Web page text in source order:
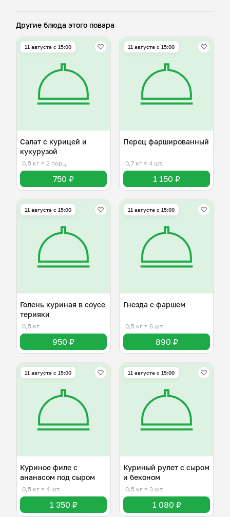
Другие блюда этого повара
11 августа с 15:00
Салат с курицей и
кукурузой
0,5 кг ≈ 2 порц.
750 ₽
11 августа с 15:00
Перец фаршированный
0,7 кг ≈ 4 шт.
1 150 ₽
11 августа с 15:00
Голень куриная в соусе
терияки
0,5 кг
950 ₽
11 августа с 15:00
Гнезда с фаршем
0,5 кг ≈ 6 шт.
890 ₽
11 августа с 15:00
Куриное филе с
ананасом под сыром
0,5 кг ≈ 4 шт.
1 350 ₽
11 августа с 15:00
Куриный рулет с сыром
и беконом
0,5 кг ≈ 3 шт.
1 080 ₽